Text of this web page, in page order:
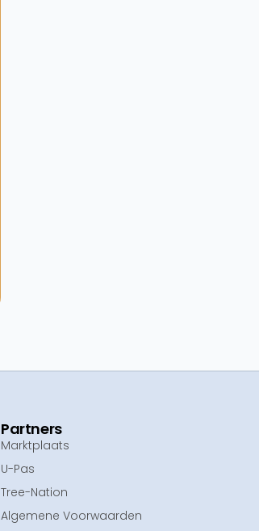
Partners
Marktplaats
U-Pas
Tree-Nation
Algemene Voorwaarden